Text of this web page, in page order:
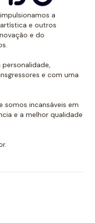
polo aquático é um
agarrar e puxar. É
de polo
reforçada para
todas essas razões
de polo aquático
mercado.
de polo
comprar todos
o polo aquático,
melhores
desporto
variedade de
a
e outros
e do
e com uma
somos incansáveis em
e a melhor qualidade